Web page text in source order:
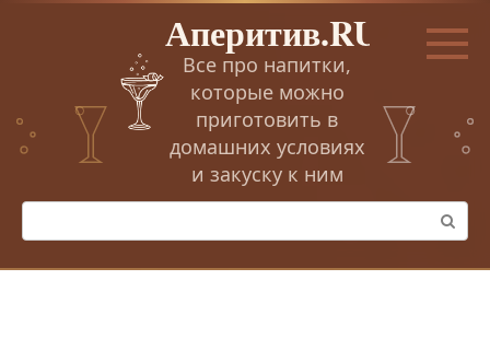
Перейти
Аперитив.RU
Все про напитки,
которые можно
приготовить в
домашних условиях
и закуску к ним
Поиск: